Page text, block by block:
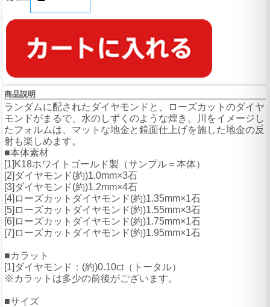
商品説明
ランダムに配されたダイヤモンドと、ローズカットのダイヤ
モンドがまるで、水のしずくのような煌き。川をイメージし
たフォルムは、マットな地金と鏡面仕上げを施した地金の反
射も楽しめます。
■本体素材
[1]K18ホワイトゴールド製（サンプル＝本体）
[2]ダイヤモンド(約)1.0mm×3石
[3]ダイヤモンド(約)1.2mm×4石
[4]ローズカットダイヤモンド(約)1.35mm×1石
[5]ローズカットダイヤモンド(約)1.55mm×3石
[6]ローズカットダイヤモンド(約)1.75mm×1石
[7]ローズカットダイヤモンド(約)1.95mm×1石
■カラット
[1]ダイヤモンド：(約)0.10ct（トータル）
※カラットは多少の前後がございます。
■サイズ